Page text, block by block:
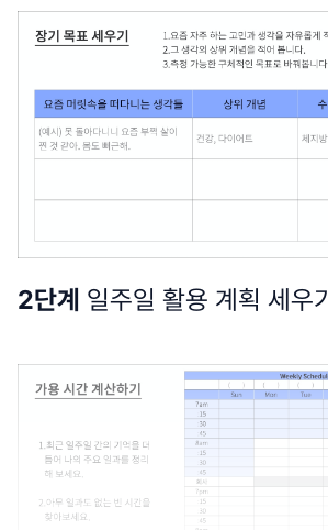
2단계 일주일 활용 계획 세우기